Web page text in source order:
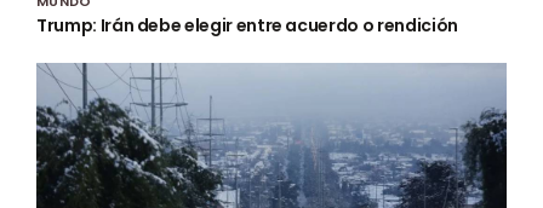
Trump: Irán debe elegir entre acuerdo o rendición